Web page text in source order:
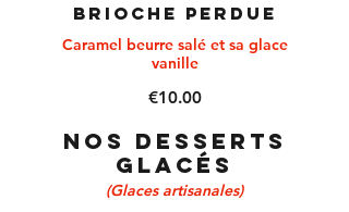
BRIOCHE PERDUE
Caramel beurre salé et sa glace
vanille
€10.00
NOS DESSERTS
GLACÉS
(Glaces artisanales)